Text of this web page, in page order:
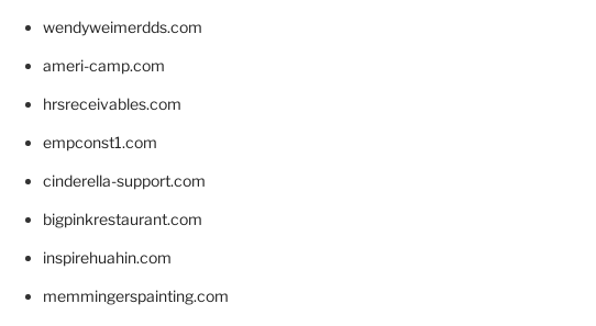
wendyweimerdds.com
ameri-camp.com
hrsreceivables.com
empconst1.com
cinderella-support.com
bigpinkrestaurant.com
inspirehuahin.com
memmingerspainting.com